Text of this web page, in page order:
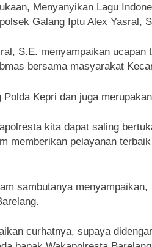
Menyanyikan Lagu
Galang Iptu Alex Yasral,
S.E. menyampaikan
bersama masyarakat
Kepri dan juga
kita dapat saling
memberikan pelayanan
sambutanya
curhatnya, supaya